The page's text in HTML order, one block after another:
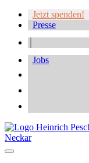
Jetzt spenden!
Presse
Jobs